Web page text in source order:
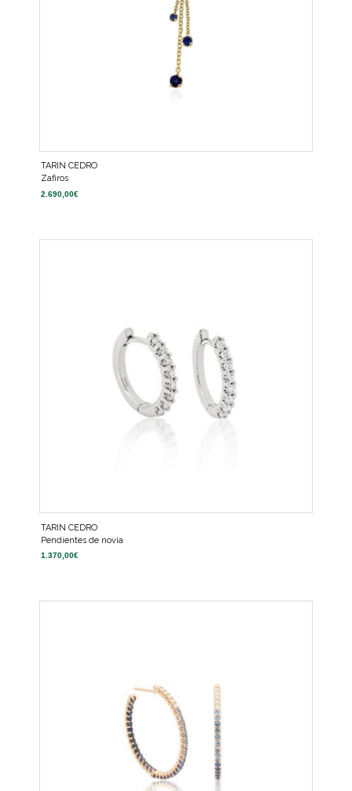
TARIN CEDRO
Zafiros
2.690,00€
TARIN CEDRO
Pendientes de novia
1.370,00€